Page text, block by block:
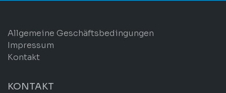
Allgemeine Geschäftsbedingungen
Impressum
Kontakt
KONTAKT